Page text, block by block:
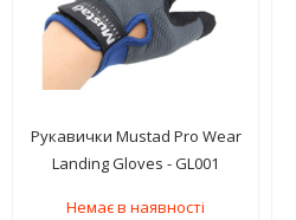
Рукавички Mustad Pro Wear
Landing Gloves - GL001
Немає в наявності